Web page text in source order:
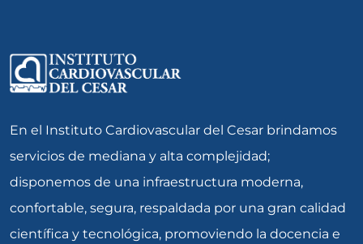
En el Instituto Cardiovascular del Cesar brindamos
servicios de mediana y alta complejidad;
disponemos de una infraestructura moderna,
confortable, segura, respaldada por una gran calidad
científica y tecnológica, promoviendo la docencia e